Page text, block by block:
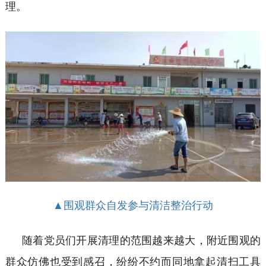
理。
▲围观群众自发参与清洁整治行动
随着党员们开展清理的范围越来越大， 附近围观的
群众仿佛也受到感召，纷纷不约而同地拿起清扫工具